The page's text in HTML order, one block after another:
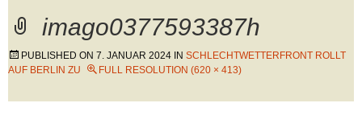
imago0377593387h
PUBLISHED ON 7. JANUAR 2024 IN SCHLECHTWETTERFRONT ROLLT
AUF BERLIN ZU
FULL RESOLUTION (620 × 413)